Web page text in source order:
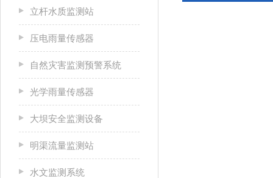
立杆水质监测站
压电雨量传感器
自然灾害监测预警系统
光学雨量传感器
大坝安全监测设备
明渠流量监测站
水文监测系统